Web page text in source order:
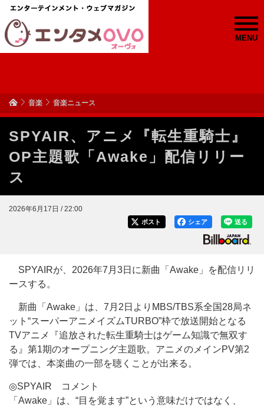
MENU
音楽 音楽ニュース
SPYAIR、アニメ『転生重騎士』
OP主題歌「Awake」配信リリー
ス
2026年6月17日 / 22:00
送る
シェア
ポスト
SPYAIRが、2026年7月3日に新曲「Awake」を配信リリ
ースする。
新曲「Awake」は、7月2日よりMBS/TBS系全国28局ネ
ット“スーパーアニメイズムTURBO”枠で放送開始となる
TVアニメ『追放された転生重騎士はゲーム知識で無双す
る』第1期のオープニング主題歌。アニメのメインPV第2
弾では、本楽曲の一部を聴くことが出来る。
◎SPYAIR コメント
「Awake」は、“目を覚ます”という意味だけではなく、